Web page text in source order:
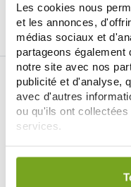
Les cookies nous
et les annonces,
médias sociaux et
partageons
notre site avec nos
publicité et d'analyse,
avec d'autres
ou qu'ils ont
services.
Votre choix de
Facebook
DROGUERÍA
LE SITE DE